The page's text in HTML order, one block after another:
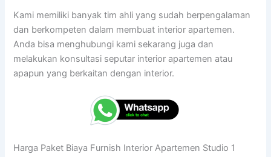
Kami memiliki banyak tim ahli yang sudah berpengalaman
dan berkompeten dalam membuat interior apartemen.
Anda bisa menghubungi kami sekarang juga dan
melakukan konsultasi seputar interior apartemen atau
apapun yang berkaitan dengan interior.
Harga Paket Biaya Furnish Interior Apartemen Studio 1